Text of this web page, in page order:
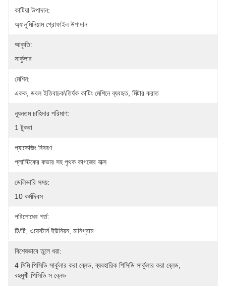
কাটিয়া উপাদান:
অ্যালুমিনিয়াম প্রোফাইল উপাদান
আকৃতি:
সার্কুলার
মেশিন:
একক, ডবল ইতিবাচক\তির্যক কাটিং মেশিনে ব্যবহৃত, মিটার করাত
ন্যূনতম চাহিদার পরিমাণ:
1 টুকরা
প্যাকেজিং বিবরণ:
প্লাস্টিকের কভার সহ পৃথক কাগজের বাক্স
ডেলিভারি সময়:
10 কর্মদিবস
পরিশোধের শর্ত:
টি/টি, ওয়েস্টার্ন ইউনিয়ন, মানিগ্রাম
বিশেষভাবে তুলে ধরা:
4 মিমি পিসিডি সার্কুলার করা ব্লেড , ব্যবহারিক পিসিডি সার্কুলার করা ব্লেড
বহুমুখী পিসিডি স ব্লেড